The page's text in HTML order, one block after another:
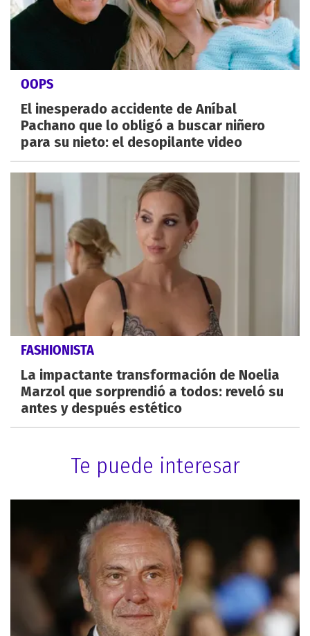
OOPS
El inesperado accidente de Aníbal
Pachano que lo obligó a buscar niñero
para su nieto: el desopilante video
FASHIONISTA
La impactante transformación de Noelia
Marzol que sorprendió a todos: reveló su
antes y después estético
Te puede interesar